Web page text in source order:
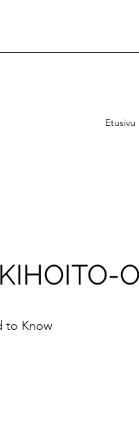
Etusivu
to Know